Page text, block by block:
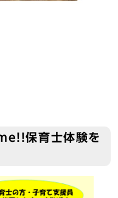
保育士体験を